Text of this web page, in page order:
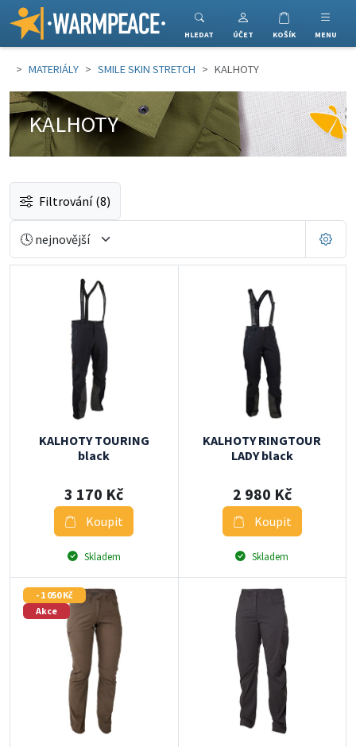
Warmpeace
HLEDAT ÚČET KOŠÍK MENU
MATERIÁLY SMILE SKIN STRETCH KALHOTY
KALHOTY
Filtrování (8)
KALHOTY TOURING
black
3 170 Kč
Koupit
Skladem
KALHOTY RINGTOUR
LADY black
2 980 Kč
Koupit
Skladem
- 1 050 Kč
Akce